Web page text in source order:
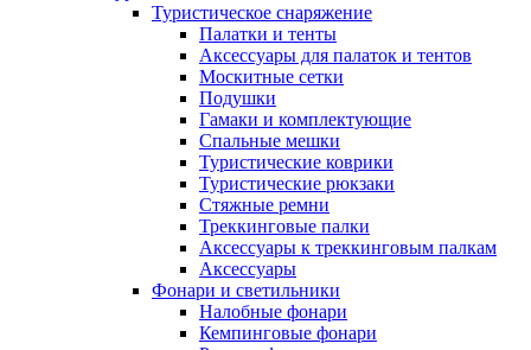
Туристическое снаряжение
Палатки и тенты
Аксессуары для палаток и тентов
Москитные сетки
Подушки
Гамаки и комплектующие
Спальные мешки
Туристические коврики
Туристические рюкзаки
Стяжные ремни
Треккинговые палки
Аксессуары к треккинговым палкам
Аксессуары
Фонари и светильники
Налобные фонари
Кемпинговые фонари